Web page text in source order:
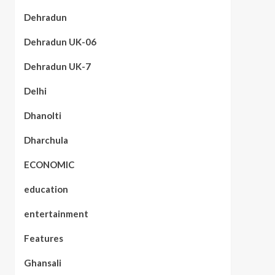
Dehradun
Dehradun UK-06
Dehradun UK-7
Delhi
Dhanolti
Dharchula
ECONOMIC
education
entertainment
Features
Ghansali